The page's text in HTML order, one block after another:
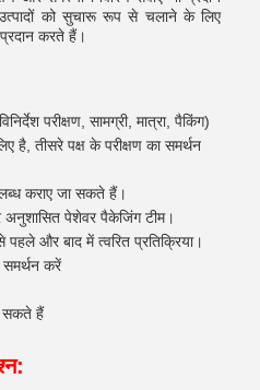
को सुचारू रूप से चलाने के लिए
करते हैं।
परीक्षण, सामग्री, मात्रा, पैकिंग)
है, तीसरे पक्ष के परीक्षण का समर्थन
कराए जा सकते हैं।
अनुशासित पेशेवर पैकेजिंग टीम।
और बाद में त्वरित प्रतिक्रिया।
समर्थन करें
सकते हैं